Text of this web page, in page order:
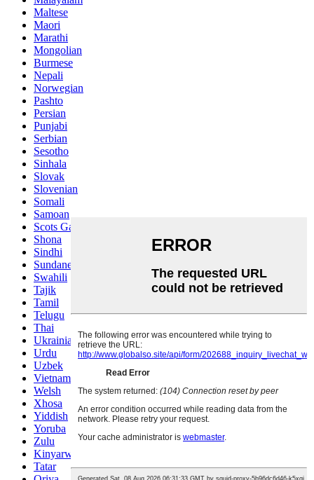
Maltese
Maori
Marathi
Mongolian
Burmese
Nepali
Norwegian
Pashto
Persian
Punjabi
Serbian
Sesotho
Sinhala
Slovak
Slovenian
Somali
Samoan
Scots Gaelic
Shona
Sindhi
Sundanese
Swahili
Tajik
Tamil
Telugu
Thai
Ukrainian
Urdu
Uzbek
Vietnamese
Welsh
Xhosa
Yiddish
Yoruba
Zulu
Kinyarwanda
Tatar